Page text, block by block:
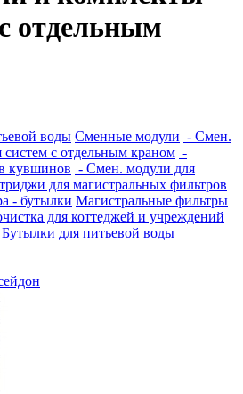
отдельным
воды Сменные модули - Смен.
с отдельным краном -
кувшинов - Смен. модули для
для магистральных фильтров
- бутылки Магистральные фильтры
для коттеджей и учреждений
Бутылки для питьевой воды